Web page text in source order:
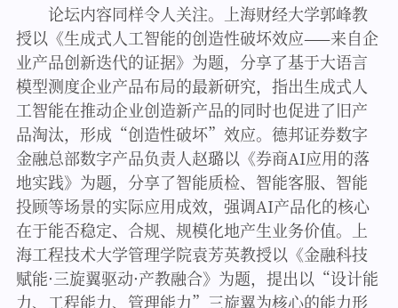
论坛内容同样令人关注。上海财经大学郭峰教
授以《生成式人工智能的创造性破坏效应——来自企
业产品创新迭代的证据》为题，分享了基于大语言
模型测度企业产品布局的最新研究，指出生成式人
工智能在推动企业创造新产品的同时也促进了旧产
品淘汰，形成“创造性破坏”效应。德邦证券数字
金融总部数字产品负责人赵璐以《券商AI应用的落
地实践》为题，分享了智能质检、智能客服、智能
投顾等场景的实际应用成效，强调AI产品化的核心
在于能否稳定、合规、规模化地产生业务价值。上
海工程技术大学管理学院袁芳英教授以《金融科技
赋能·三旋翼驱动·产教融合》为题，提出以“设计能
力、工程能力、管理能力”三旋翼为核心的能力形